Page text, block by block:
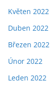
Květen 2022
Duben 2022
Březen 2022
Únor 2022
Leden 2022